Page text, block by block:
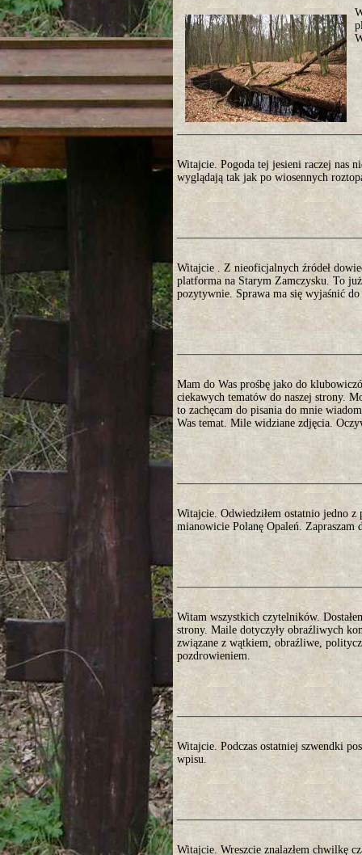
Witajcie. Pogoda tej jesieni raczej nas
wyglądają tak jak po wiosennych
Witajcie . Z nieoficjalnych źródeł
platforma na Starym Zamczysku. To
pozytywnie. Sprawa ma się wyjaśnić
Mam do Was prośbę jako do
ciekawych tematów do naszej strony.
to zachęcam do pisania do mnie
Was temat. Mile widziane zdjęcia.
Witajcie. Odwiedziłem ostatnio jedno z
mianowicie Polanę Opaleń. Zapraszam
Witam wszystkich czytelników.
strony. Maile dotyczyły obraźliwych
związane z wątkiem, obraźliwe,
pozdrowieniem.
Witajcie. Podczas ostatniej szwendki
wpisu.
Witajcie. Wreszcie znalazłem chwilkę